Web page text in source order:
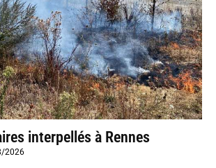
interpellés à Rennes
2026